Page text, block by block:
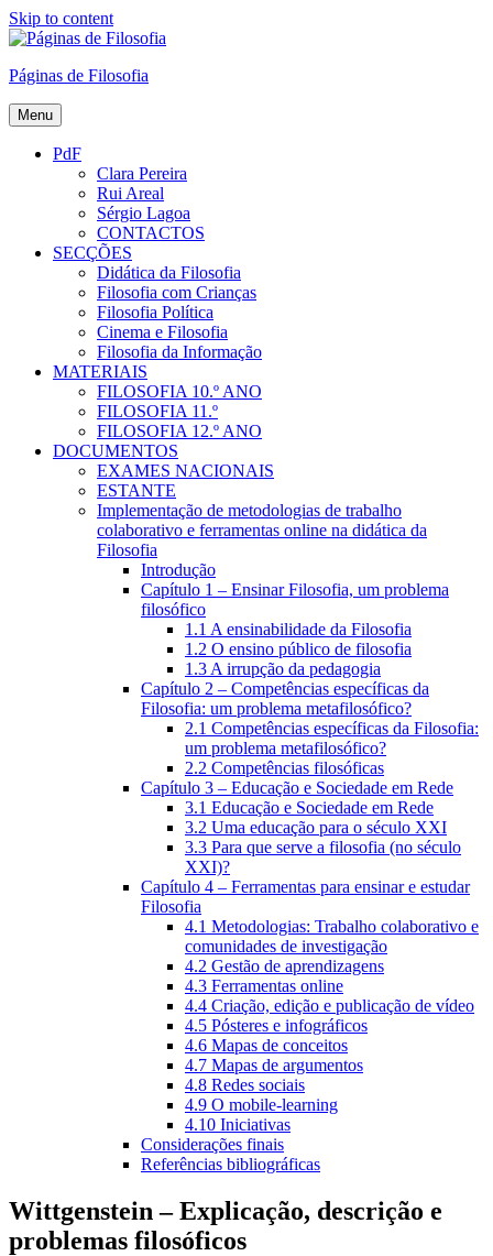
Skip to content
Páginas de Filosofia
Menu
PdF
Clara Pereira
Rui Areal
Sérgio Lagoa
CONTACTOS
SECÇÕES
Didática da Filosofia
Filosofia com Crianças
Filosofia Política
Cinema e Filosofia
Filosofia da Informação
MATERIAIS
FILOSOFIA 10.º ANO
FILOSOFIA 11.º
FILOSOFIA 12.º ANO
DOCUMENTOS
EXAMES NACIONAIS
ESTANTE
Implementação de metodologias de trabalho
colaborativo e ferramentas online na didática da
Filosofia
Introdução
Capítulo 1 – Ensinar Filosofia, um problema
filosófico
1.1 A ensinabilidade da Filosofia
1.2 O ensino público de filosofia
1.3 A irrupção da pedagogia
Capítulo 2 – Competências específicas da
Filosofia: um problema metafilosófico?
2.1 Competências específicas da Filosofia:
um problema metafilosófico?
2.2 Competências filosóficas
Capítulo 3 – Educação e Sociedade em Rede
3.1 Educação e Sociedade em Rede
3.2 Uma educação para o século XXI
3.3 Para que serve a filosofia (no século
XXI)?
Capítulo 4 – Ferramentas para ensinar e estudar
Filosofia
4.1 Metodologias: Trabalho colaborativo e
comunidades de investigação
4.2 Gestão de aprendizagens
4.3 Ferramentas online
4.4 Criação, edição e publicação de vídeo
4.5 Pósteres e infográficos
4.6 Mapas de conceitos
4.7 Mapas de argumentos
4.8 Redes sociais
4.9 O mobile-learning
4.10 Iniciativas
Considerações finais
Referências bibliográficas
Wittgenstein – Explicação, descrição e
problemas filosóficos